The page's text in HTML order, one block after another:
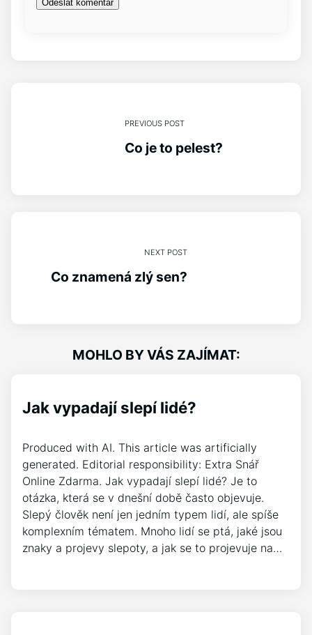
PREVIOUS POST
Co je to pelest?
NEXT POST
Co znamená zlý sen?
MOHLO BY VÁS ZAJÍMAT:
Jak vypadají slepí lidé?
Produced with AI. This article was artificially
generated. Editorial responsibility: Extra Snář
Online Zdarma. Jak vypadají slepí lidé? Je to
otázka, která se v dnešní době často objevuje.
Slepý člověk není jen jedním typem lidí, ale spíše
komplexním tématem. Mnoho lidí se ptá, jaké jsou
znaky a projevy slepoty, a jak se to projevuje na…